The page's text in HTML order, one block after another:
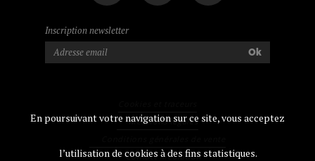
En poursuivant votre navigation sur ce site, vous acceptez
l’utilisation de cookies à des fins statistiques.
Inscription newsletter
Ok
Mentions légales
Contact Médiation